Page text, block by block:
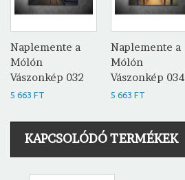
Naplemente a
Mólón
Vászonkép 032
5 663 FT
Naplemente a
Mólón
Vászonkép 034
5 663 FT
KAPCSOLÓDÓ TERMÉKEK